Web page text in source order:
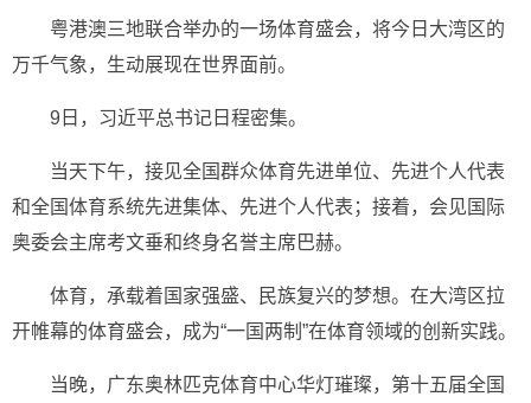
粤港澳三地联合举办的一场体育盛会，将今日大湾区的
万千气象，生动展现在世界面前。
9日，习近平总书记日程密集。
当天下午，接见全国群众体育先进单位、先进个人代表
和全国体育系统先进集体、先进个人代表；接着，会见国际
奥委会主席考文垂和终身名誉主席巴赫。
体育，承载着国家强盛、民族复兴的梦想。在大湾区拉
开帷幕的体育盛会，成为“一国两制”在体育领域的创新实践。
当晚，广东奥林匹克体育中心华灯璀璨，第十五届全国